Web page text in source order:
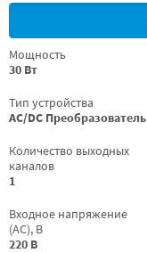
Мощность
30 Вт
Тип устройства
AC/DC Преобразователь
Количество выходных
каналов
1
Входное напряжение
(AC), В
220 В